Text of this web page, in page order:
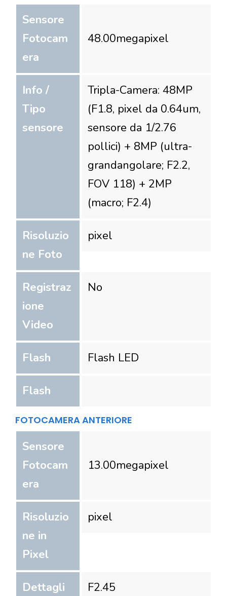
Sensore
Fotocam
era
48.00megapixel
Info /
Tipo
sensore
Tripla-Camera: 48MP
(F1.8, pixel da 0.64um,
sensore da 1/2.76
pollici) + 8MP (ultra-
grandangolare; F2.2,
FOV 118) + 2MP
(macro; F2.4)
Risoluzio
ne Foto
pixel
Registraz
ione
Video
No
Flash Flash LED
Flash
FOTOCAMERA ANTERIORE
Sensore
Fotocam
era
13.00megapixel
Risoluzio
ne in
Pixel
pixel
Dettagli
F2.45